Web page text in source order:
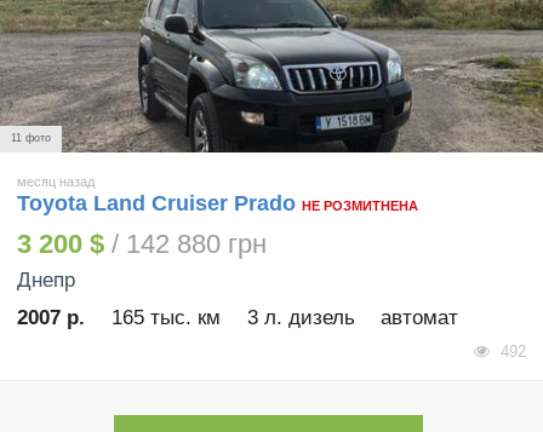
11 фото
месяц назад
Toyota Land Cruiser Prado НЕ РОЗМИТНЕНА
3 200 $ / 142 880 грн
Днепр
2007 р.
165 тыс. км 3 л. дизель автомат
492